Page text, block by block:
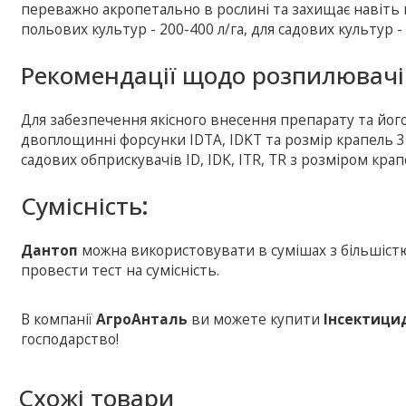
переважно акропетально в рослині та захищає
польових культур - 200-400 л/га, для садових культур
Рекомендації щодо
Для забезпечення якісного внесення препарату та
двоплощинні форсунки ІDTA, ІDKT та розмір
садових обприскувачів ІD, ІDK, ІTR, TR з розміром
Сумісність:
Дантоп можна використовувати в сумішах з
провести тест на сумісність.
В компаніїАгроАнталь ви можете купити
господарство!
Схожі товари